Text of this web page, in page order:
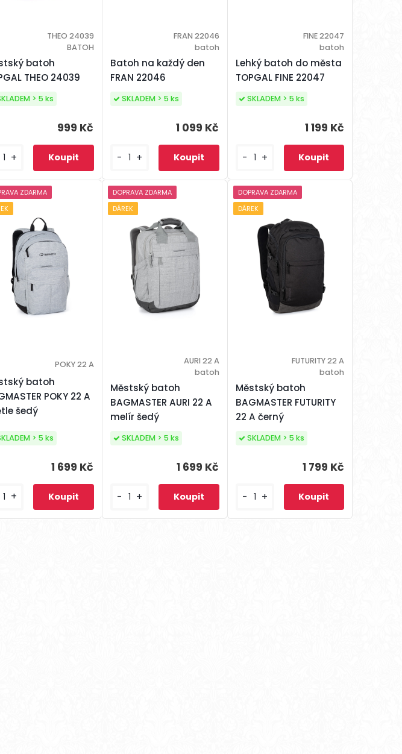
batoh
THEO 24039
THEO 24039
BATOH
999 Kč
> 5 ks
+
Batoh na každý den
FRAN 22046
FRAN 22046
batoh
1 099 Kč
SKLADEM > 5 ks
- +
Lehký batoh do města
TOPGAL FINE 22047
FINE 22047
batoh
1 199 Kč
SKLADEM > 5 ks
- +
batoh
POKY 22 A
šedý
POKY 22 A
1 699 Kč
> 5 ks
+
ZDARMA
Městský batoh
BAGMASTER AURI 22 A
melír šedý
AURI 22 A
batoh
1 699 Kč
SKLADEM > 5 ks
- +
DOPRAVA ZDARMA
DÁREK
Městský batoh
BAGMASTER FUTURITY
22 A černý
FUTURITY 22 A
batoh
1 799 Kč
SKLADEM > 5 ks
- +
DOPRAVA ZDARMA
DÁREK